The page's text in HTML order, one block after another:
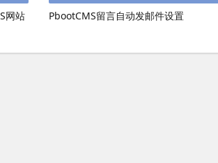
网站
PbootCMS留言自动发邮件设置